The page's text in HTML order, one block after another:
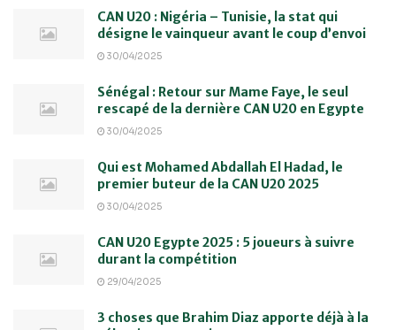
CAN U20 : Nigéria – Tunisie, la stat qui
désigne le vainqueur avant le coup d’envoi
30/04/2025
Sénégal : Retour sur Mame Faye, le seul
rescapé de la dernière CAN U20 en Egypte
30/04/2025
Qui est Mohamed Abdallah El Hadad, le
premier buteur de la CAN U20 2025
30/04/2025
CAN U20 Egypte 2025 : 5 joueurs à suivre
durant la compétition
29/04/2025
3 choses que Brahim Diaz apporte déjà à la